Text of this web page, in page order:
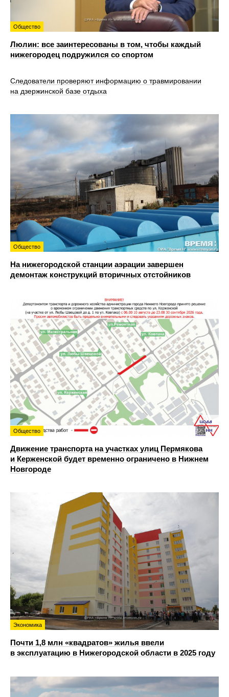
Общество
Люлин: все заинтересованы в том, чтобы каждый
нижегородец подружился со спортом
Следователи проверяют информацию о травмировании
на дзержинской базе отдыха
Общество
На нижегородской станции аэрации завершен
демонтаж конструкций вторичных отстойников
Общество
Движение транспорта на участках улиц Пермякова
и Керженской будет временно ограничено в Нижнем
Новгороде
Экономика
Почти 1,8 млн «квадратов» жилья ввели
в эксплуатацию в Нижегородской области в 2025 году